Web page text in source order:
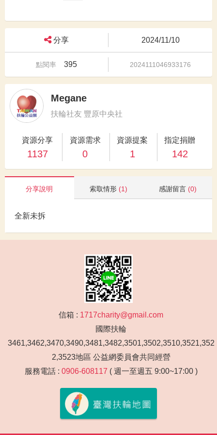
分享 2024/11/10
點閱率 395 2024111046933176
Megane
扶輪社友 豐原中央社
資源分享
1137
資源需求
0
資源提案
1
指定捐贈
142
分享說明 索取情形 (1) 感謝留言 (0)
全新未拆
信箱 : 1717charity@gmail.com
國際扶輪
3461,3462,3470,3490,3481,3482,3501,3502,3510,3521,352
2,3523地區 公益網委員會共同經營
服務電話 : 0906-608117 ( 週一至週五 9:00~17:00 )